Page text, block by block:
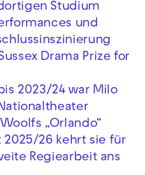
Studium
und
Drama Prize for
2023/24 war Milo
„Orlando“
2025/26 kehrt sie für
Regiearbeit ans